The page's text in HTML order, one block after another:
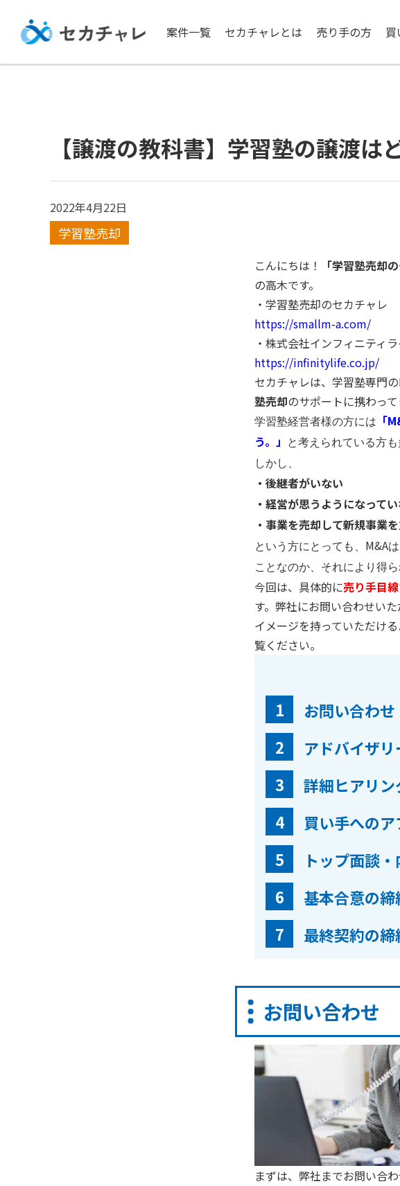
案件一覧 セカチャレとは 売り手の方
【譲渡の教科書】学習塾の譲渡は
2022年4月22日
学習塾売却
こんにちは！ 「学習塾売却
の高木です。
・学習塾売却のセカチ
https://smallm-a.com/
・株式会社インフィニティ
https://infinitylife.co.jp/
セカチャレは、学習塾専門の
塾売却のサポートに携わって
学習塾経営者様の方には 「
う。」
と考えられている方
しかし、
・後継者がいない
・経営が思うようになって
・事業を売却して新規事業
という方にとっても、 M&Aは
ことなのか、それにより得
今回は、具体的に売り手目線
す。弊社にお問い合わせい
イメージを持っていただけ
覧ください。
1
お問い合わせ
2
アドバイザ
3
詳細ヒアリン
4
買い手への
5
トップ面談
6
基本合意の
7
最終契約の
お問い合わせ
まずは、弊社までお問い合